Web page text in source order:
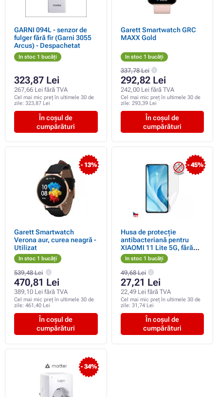
GARNI 094L - senzor de
fulger fără fir (Garni 3055
Arcus) - Despachetat
In stoc 1 bucăți
323,87 Lei
267,66 Lei fără TVA
Cel mai mic preț în ultimele 30 de
zile: 323,87 Lei
În coșul de
cumpărături
Garett Smartwatch GRC
MAXX Gold
In stoc 1 bucăți
337,78 Lei
292,82 Lei
242,00 Lei fără TVA
Cel mai mic preț în ultimele 30 de
zile: 293,39 Lei
În coșul de
cumpărături
- 13%
Garett Smartwatch
Verona aur, curea neagră -
Utilizat
In stoc 1 bucăți
539,48 Lei
470,81 Lei
389,10 Lei fără TVA
Cel mai mic preț în ultimele 30 de
zile: 461,40 Lei
În coșul de
cumpărături
- 45%
Husa de protecție
antibacteriană pentru
XIAOMI 11 Lite 5G, fără
folie pentru ecran
In stoc 1 bucăți
49,68 Lei
27,21 Lei
22,49 Lei fără TVA
Cel mai mic preț în ultimele 30 de
zile: 31,74 Lei
În coșul de
cumpărături
- 34%